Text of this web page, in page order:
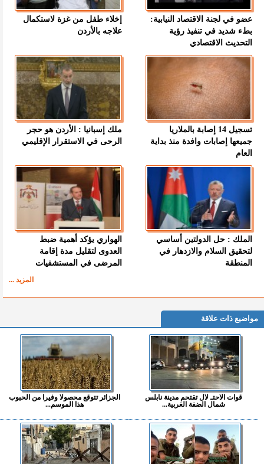
عضو في لجنة الاقتصاد النيابية:
بطء شديد في تنفيذ رؤية
التحديث الاقتصادي
إخلاء طفل من غزة لاستكمال
علاجه بالأردن
تسجيل 14 إصابة بالملاريا
جميعها إصابات وافدة منذ بداية
العام
ملك إسبانيا : الأردن هو حجر
الرحى في الاستقرار الإقليمي
الملك : حل الدولتين أساسي
لتحقيق السلام والازدهار في
المنطقة
الهواري يؤكد أهمية ضبط
العدوى لتقليل مدة إقامة
المرضى في المستشفيات
المزيد ...
مواضيع ذات علاقة
قوات الاحتـ لال تقتحم مدينة نابلس
شمال الضفة الغربية...
الجزائر تتوقع محصولا وفيرا من الحبوب
هذا الموسم...